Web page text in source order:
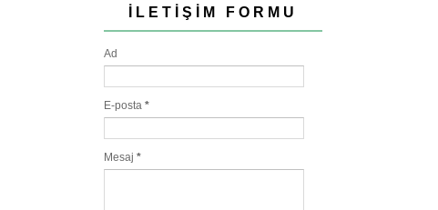
İLETIŞIM FORMU
Ad
E-posta *
Mesaj *